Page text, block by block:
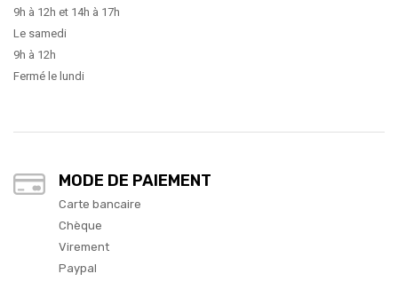
9h à 12h et 14h à 17h
Le samedi
9h à 12h
Fermé le lundi
MODE DE PAIEMENT
Carte bancaire
Chèque
Virement
Paypal